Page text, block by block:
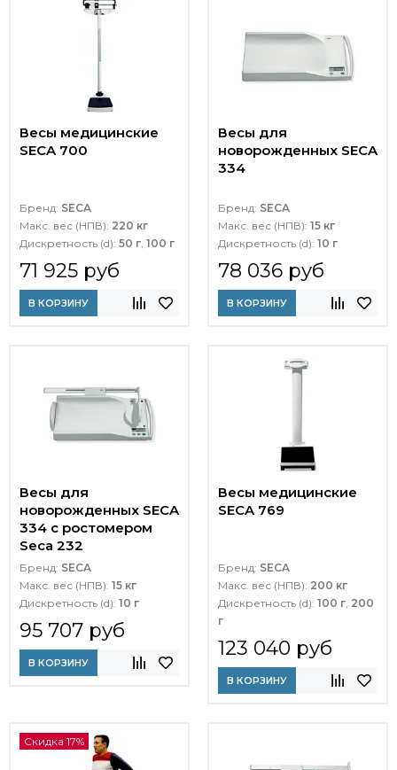
Весы медицинские
SECA 700
Бренд: SECA
Макс. вес (НПВ): 220 кг
Дискретность (d): 50 г, 100 г
71 925 руб
В КОРЗИНУ
Весы для
новорожденных SECA
334
Бренд: SECA
Макс. вес (НПВ): 15 кг
Дискретность (d): 10 г
78 036 руб
В КОРЗИНУ
Весы для
новорожденных SECA
334 с ростомером
Seca 232
Бренд: SECA
Макс. вес (НПВ): 15 кг
Дискретность (d): 10 г
95 707 руб
В КОРЗИНУ
Весы медицинские
SECA 769
Бренд: SECA
Макс. вес (НПВ): 200 кг
Дискретность (d): 100 г, 200
г
123 040 руб
В КОРЗИНУ
Скидка 17%